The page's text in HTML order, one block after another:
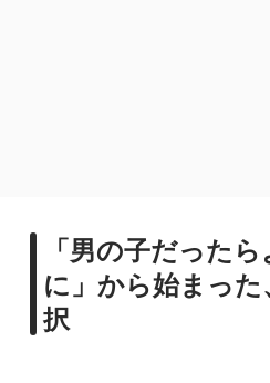
「男の子だった
に」から始まっ
択